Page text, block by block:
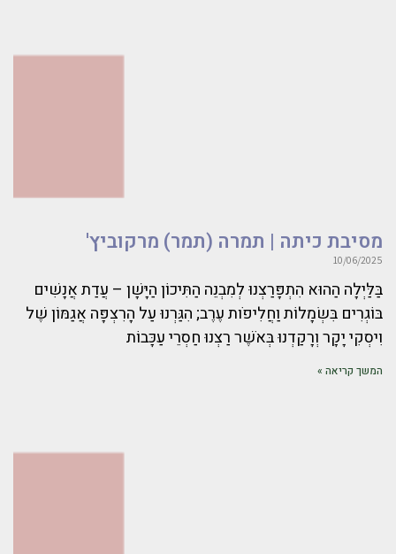
מסיבת כיתה | תמרה (תמר) מרקוביץ'
10/06/2025
בַּלַּיְלָה הַהוּא הִתְפָּרַצְנוּ לְמִבְנֵה הַתִּיכוֹן הַיָּשָׁן – עֲדַת אֲנָשִׁים
בּוֹגְרִים בִּשְׂמָלוֹת וַחֲלִיפֹות עֶרֶב; הִגַּרְנוּ עַל הָרִצְפָּה אֲגַמּוֹן שֶׁל
וִיסְקִי יָקָר וְרָקַדְנוּ בְּאֹשֶׁר רַצְנוּ חַסְרֵי עַכָּבוֹת
המשך קריאה »